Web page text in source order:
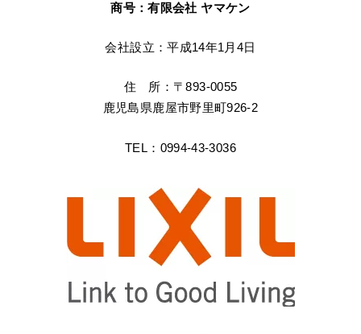
商号：有限会社 ヤマケン
会社設立：平成14年1月4日
住 所：〒893-0055
鹿児島県鹿屋市野里町926-2
TEL：0994-43-3036